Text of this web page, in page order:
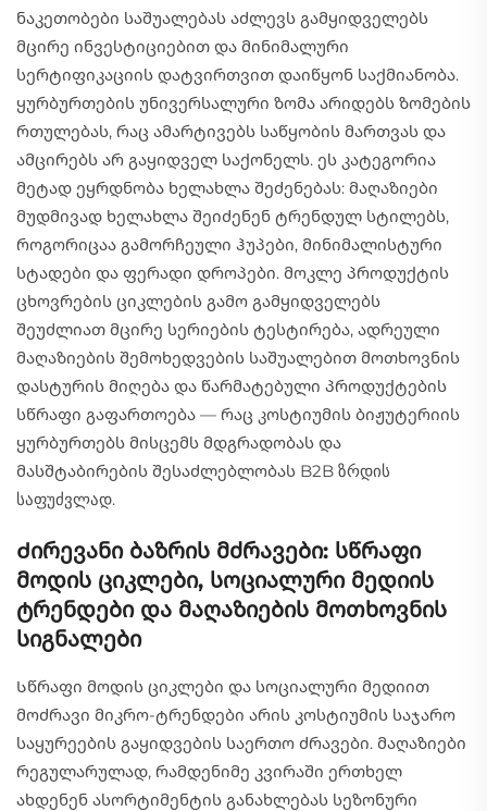
ნაკეთობები საშუალებას აძლევს გამყიდველებს
მცირე ინვესტიციებით და მინიმალური
სერტიფიკაციის დატვირთვით დაიწყონ საქმიანობა.
ყურბურთების უნივერსალური ზომა არიდებს ზომების
რთულებას, რაც ამარტივებს საწყობის მართვას და
ამცირებს არ გაყიდველ საქონელს. ეს კატეგორია
მეტად ეყრდნობა ხელახლა შეძენებას: მაღაზიები
მუდმივად ხელახლა შეიძენენ ტრენდულ სტილებს,
როგორიცაა გამორჩეული ჰუპები, მინიმალისტური
სტადები და ფერადი დროპები. მოკლე პროდუქტის
ცხოვრების ციკლების გამო გამყიდველებს
შეუძლიათ მცირე სერიების ტესტირება, ადრეული
მაღაზიების შემოხედვების საშუალებით მოთხოვნის
დასტურის მიღება და წარმატებული პროდუქტების
სწრაფი გაფართოება — რაც კოსტიუმის ბიჟუტერიის
ყურბურთებს მისცემს მდგრადობას და
მასშტაბირების შესაძლებლობას B2B ზრდის
საფუძვლად.
Ძირევანი ბაზრის მძრავები: სწრაფი
მოდის ციკლები, სოციალური მედიის
ტრენდები და მაღაზიების მოთხოვნის
სიგნალები
Სწრაფი მოდის ციკლები და სოციალური მედიით
მოძრავი მიკრო-ტრენდები არის კოსტიუმის საჯარო
საყურეების გაყიდვების საერთო ძრავები. მაღაზიები
რეგულარულად, რამდენიმე კვირაში ერთხელ
ახდენენ ასორტიმენტის განახლებას სეზონური